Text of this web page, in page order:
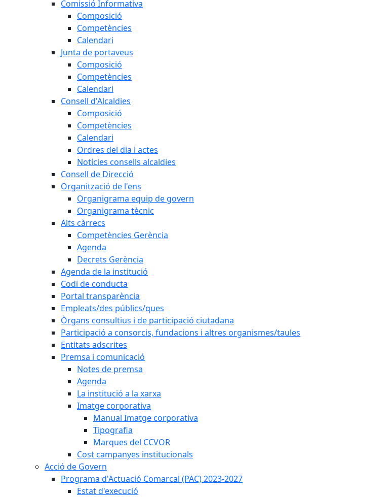
Comissió Informativa
Composició
Competències
Calendari
Junta de portaveus
Composició
Competències
Calendari
Consell d'Alcaldies
Composició
Competències
Calendari
Ordres del dia i actes
Notícies consells alcaldies
Consell de Direcció
Organització de l'ens
Organigrama equip de govern
Organigrama tècnic
Alts càrrecs
Competències Gerència
Agenda
Decrets Gerència
Agenda de la institució
Codi de conducta
Portal transparència
Empleats/des públics/ques
Òrgans consultius i de participació ciutadana
Participació a consorcis, fundacions i altres organismes/taules
Entitats adscrites
Premsa i comunicació
Notes de premsa
Agenda
La institució a la xarxa
Imatge corporativa
Manual Imatge corporativa
Tipografia
Marques del CCVOR
Cost campanyes institucionals
Acció de Govern
Programa d'Actuació Comarcal (PAC) 2023-2027
Estat d'execució